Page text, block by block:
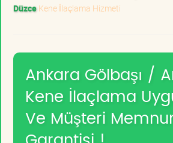
DüzceKene İlaçlama Hizmeti
Ankara Gölbaşı /
Kene İlaçlama
Ve Müşteri